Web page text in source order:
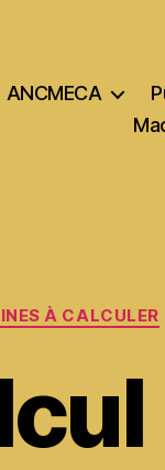
ANCMECA
À CALCULER